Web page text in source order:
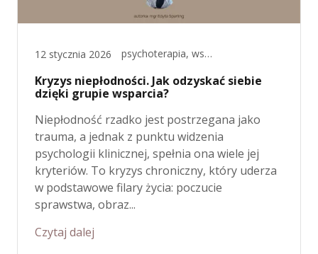
12 stycznia 2026 psychoterapia, wsparcie okołoporodowe
Kryzys niepłodności. Jak odzyskać siebie
dzięki grupie wsparcia?
Niepłodność rzadko jest postrzegana jako
trauma, a jednak z punktu widzenia
psychologii klinicznej, spełnia ona wiele jej
kryteriów. To kryzys chroniczny, który uderza
w podstawowe filary życia: poczucie
sprawstwa, obraz...
Czytaj dalej